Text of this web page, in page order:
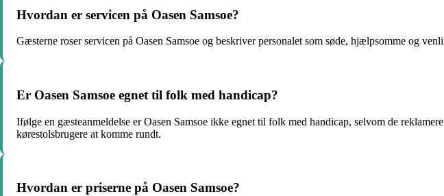
Hvordan er servicen på Oasen Samsoe?
Gæsterne roser servicen på Oasen Samsoe og beskriver personalet som søde, hjælpsomme og
Er Oasen Samsoe egnet til folk med handicap?
Ifølge en gæsteanmeldelse er Oasen Samsoe ikke egnet til folk med handicap, selvom de
kørestolsbrugere at komme rundt.
Hvordan er priserne på Oasen Samsoe?